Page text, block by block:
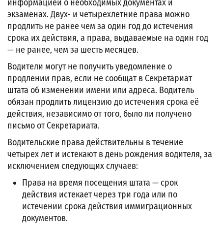
информацией о необходимых документах и
экзаменах. Двух- и четырехлетние права можно
продлить не ранее чем за один год до истечения
срока их действия, а права, выдаваемые на один год
— не ранее, чем за шесть месяцев.
Водители могут не получить уведомление о
продлении прав, если не сообщат в Секретариат
штата об изменении имени или адреса. Водитель
обязан продлить лицензию до истечения срока её
действия, независимо от того, было ли получено
письмо от Секретариата.
Водительские права действительны в течение
четырех лет и истекают в день рождения водителя, за
исключением следующих случаев:
Права на время посещения штата — срок
действия истекает через три года или по
истечении срока действия иммиграционных
документов.